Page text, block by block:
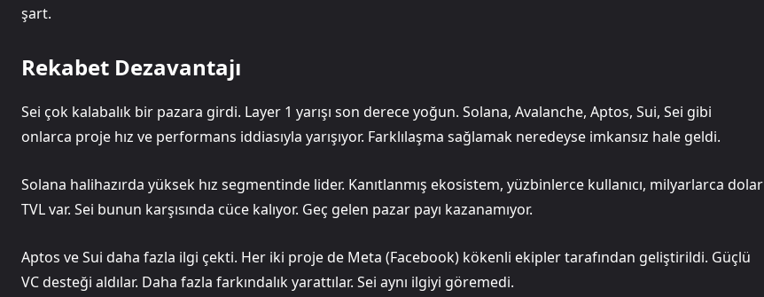
şart.
Rekabet Dezavantajı
Sei çok kalabalık bir pazara girdi. Layer 1 yarışı son derece yoğun. Solana, Avalanche, Aptos, Sui, Sei gibi
onlarca proje hız ve performans iddiasıyla yarışıyor. Farklılaşma sağlamak neredeyse imkansız hale geldi.
Solana halihazırda yüksek hız segmentinde lider. Kanıtlanmış ekosistem, yüzbinlerce kullanıcı, milyarlarca dolar
TVL var. Sei bunun karşısında cüce kalıyor. Geç gelen pazar payı kazanamıyor.
Aptos ve Sui daha fazla ilgi çekti. Her iki proje de Meta (Facebook) kökenli ekipler tarafından geliştirildi. Güçlü
VC desteği aldılar. Daha fazla farkındalık yarattılar. Sei aynı ilgiyi göremedi.